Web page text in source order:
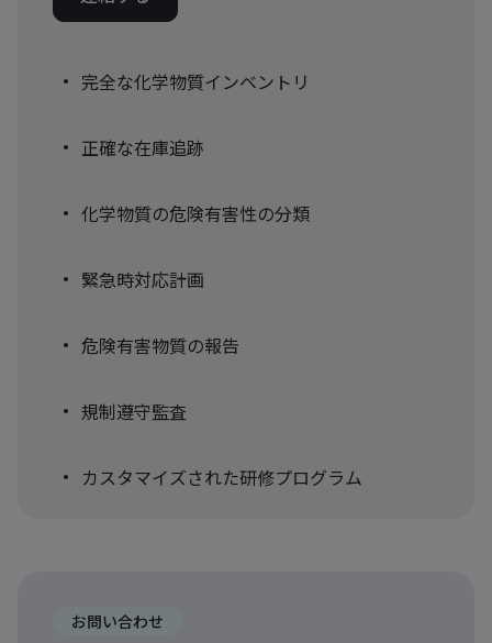
完全な化学物質インベントリ
正確な在庫追跡
化学物質の危険有害性の分類
緊急時対応計画
危険有害物質の報告
規制遵守監査
カスタマイズされた研修プログラム
お問い合わせ